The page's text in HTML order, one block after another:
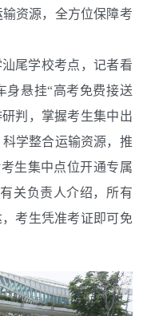
资源，全方位保障考
尾学校考点，记者看
身悬挂“高考免费接送
判，掌握考生集中出
学整合运输资源，推
生集中点位开通专属
关负责人介绍，所有
考生凭准考证即可免